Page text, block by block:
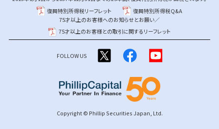
復興特別所得税リーフレット
復興特別所得税Q&A
75才以上のお客様へのお知らせとお願い／
75才以上のお客様との取引に関するリーフレット
FOLLOW US
Copyright © Phillip Securities Japan, Ltd.